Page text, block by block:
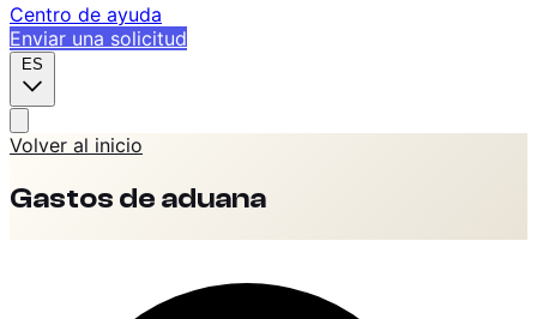
Centro de ayuda
Enviar una solicitud
ES
Volver al inicio
Gastos de aduana